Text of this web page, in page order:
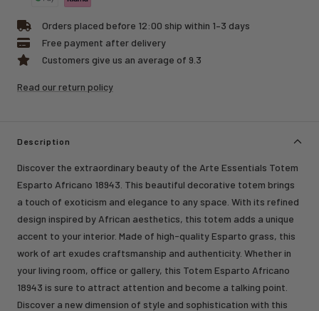
Orders placed before 12:00 ship within 1–3 days
Free payment after delivery
Customers give us an average of 9.3
Read our return policy
Description
Discover the extraordinary beauty of the Arte Essentials Totem
Esparto Africano 18943. This beautiful decorative totem brings
a touch of exoticism and elegance to any space. With its refined
design inspired by African aesthetics, this totem adds a unique
accent to your interior. Made of high-quality Esparto grass, this
work of art exudes craftsmanship and authenticity. Whether in
your living room, office or gallery, this Totem Esparto Africano
18943 is sure to attract attention and become a talking point.
Discover a new dimension of style and sophistication with this